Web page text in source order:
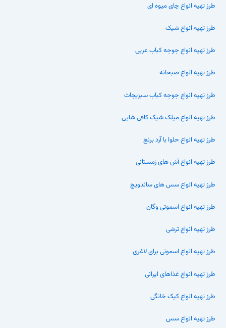
طرز تهیه انواع چای میوه ای
طرز تهیه انواع شیک
طرز تهیه انواع جوجه کباب عربی
طرز تهیه انواع صبحانه
طرز تهیه انواع جوجه کباب سبزیجات
طرز تهیه انواع میلک شیک کافی شاپی
طرز تهیه انواع حلوا با آرد برنج
طرز تهیه انواع آش های زمستانی
طرز تهیه انواع سس های ساندویچ
طرز تهیه انواع اسموتی وگان
طرز تهیه انواع ترشی
طرز تهیه انواع اسموتی برای لاغری
طرز تهیه انواع غذاهای ایرانی
طرز تهیه انواع کیک خانگی
طرز تهیه انواع سس